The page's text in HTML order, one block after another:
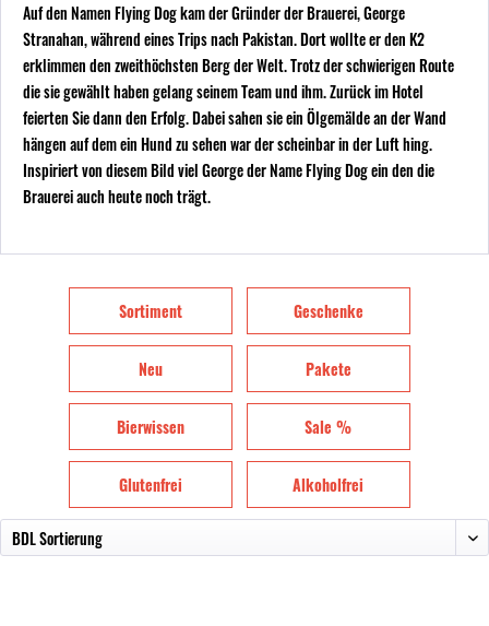
Auf den Namen Flying Dog kam der Gründer der Brauerei, George
Stranahan, während eines Trips nach Pakistan. Dort wollte er den K2
erklimmen den zweithöchsten Berg der Welt. Trotz der schwierigen Route
die sie gewählt haben gelang seinem Team und ihm. Zurück im Hotel
feierten Sie dann den Erfolg. Dabei sahen sie ein Ölgemälde an der Wand
hängen auf dem ein Hund zu sehen war der scheinbar in der Luft hing.
Inspiriert von diesem Bild viel George der Name Flying Dog ein den die
Brauerei auch heute noch trägt.
Sortiment Geschenke
Neu Pakete
Bierwissen Sale %
Glutenfrei Alkoholfrei